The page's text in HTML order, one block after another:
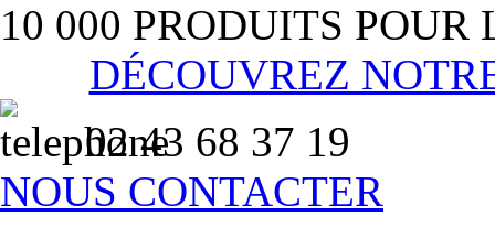
10 000 PRODUITS
DÉCOUVREZ
02 43 68 37 19
NOUS CONTACTER